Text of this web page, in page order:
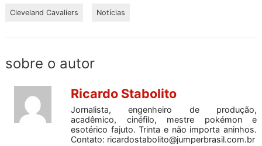
Cleveland Cavaliers Notícias
sobre o autor
Ricardo Stabolito
Jornalista, engenheiro de produção,
acadêmico, cinéfilo, mestre pokémon e
esotérico fajuto. Trinta e não importa aninhos.
Contato: ricardostabolito@jumperbrasil.com.br